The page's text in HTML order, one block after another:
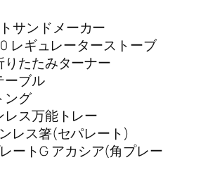
トサンドメーカー
レギュレーターストーブ
りたたみターナー
ーブル
ング
レス万能トレー
ンレス箸(セパレート)
ートG アカシア(角プレー